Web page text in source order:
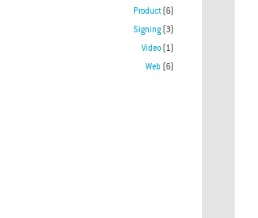
Product (6)
Signing (3)
Video (1)
Web (6)